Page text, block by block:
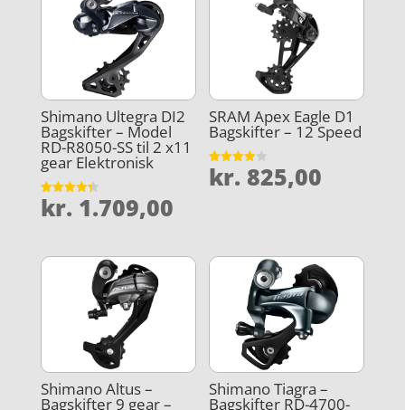
Shimano Ultegra DI2
Bagskifter – Model
RD-R8050-SS til 2 x11
gear Elektronisk
Vurderet
4.3
kr. 1.709,00
SRAM Apex Eagle D1
Bagskifter – 12 Speed
Vurderet
3.9
kr. 825,00
Shimano Altus –
Bagskifter 9 gear –
Shimano Tiagra –
Bagskifter RD-4700-